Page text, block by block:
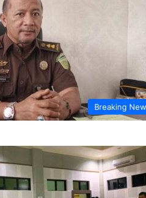
Breaking